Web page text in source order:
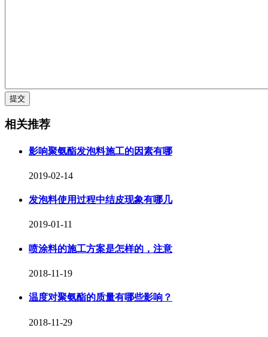
相关推荐
影响聚氨酯发泡料施工的因素有哪
2019-02-14
发泡料使用过程中结皮现象有哪几
2019-01-11
喷涂料的施工方案是怎样的，注意
2018-11-19
温度对聚氨酯的质量有哪些影响？
2018-11-29